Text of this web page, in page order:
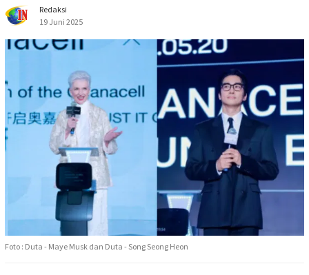
Redaksi
19 Juni 2025
Foto : Duta - Maye Musk dan Duta - Song Seong Heon